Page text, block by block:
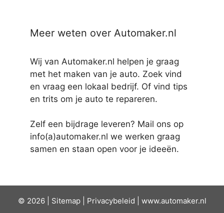
Meer weten over Automaker.nl
Wij van Automaker.nl helpen je graag
met het maken van je auto. Zoek vind
en vraag een lokaal bedrijf. Of vind tips
en trits om je auto te repareren.
Zelf een bijdrage leveren? Mail ons op
info(a)automaker.nl we werken graag
samen en staan open voor je ideeën.
© 2026 | Sitemap| Privacybeleid www.automaker.nl